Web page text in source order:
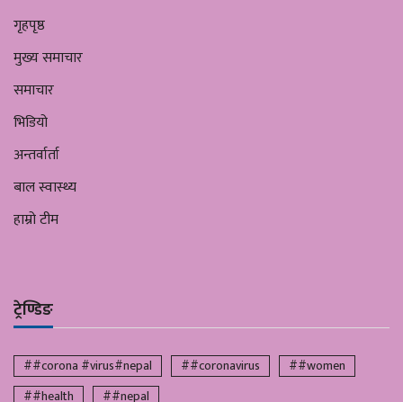
गृहपृष्ठ
मुख्य समाचार
समाचार
भिडियो
अन्तर्वार्ता
बाल स्वास्थ्य
हाम्रो टीम
ट्रेण्डिङ
##corona #virus#nepal ##coronavirus
##women
##health
##nepal